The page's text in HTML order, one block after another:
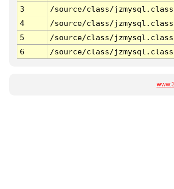
3
/source/class/
4
/source/class/
5
/source/class/
6
/source/class/